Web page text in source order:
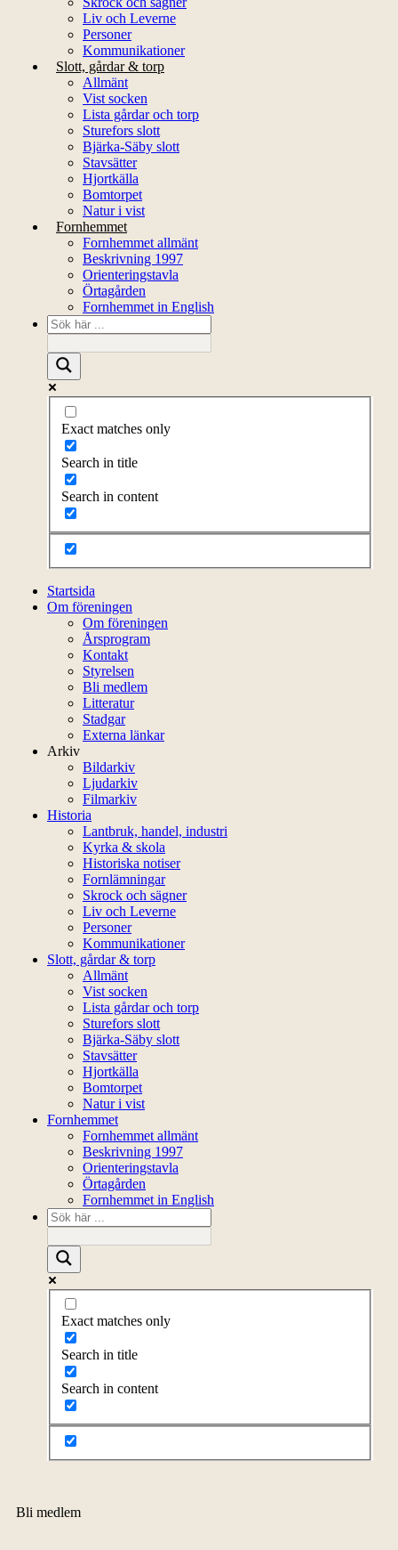
Liv och Leverne
Personer
Kommunikationer
Slott, gårdar & torp
Allmänt
Vist socken
Lista gårdar och torp
Sturefors slott
Bjärka-Säby slott
Stavsätter
Hjortkälla
Bomtorpet
Natur i vist
Fornhemmet
Fornhemmet allmänt
Beskrivning 1997
Orienteringstavla
Örtagården
Fornhemmet in English
Exact matches only
Search in title
Search in content
Startsida
Om föreningen
Om föreningen
Årsprogram
Kontakt
Styrelsen
Bli medlem
Litteratur
Stadgar
Externa länkar
Arkiv
Bildarkiv
Ljudarkiv
Filmarkiv
Historia
Lantbruk, handel, industri
Kyrka & skola
Historiska notiser
Fornlämningar
Skrock och sägner
Liv och Leverne
Personer
Kommunikationer
Slott, gårdar & torp
Allmänt
Vist socken
Lista gårdar och torp
Sturefors slott
Bjärka-Säby slott
Stavsätter
Hjortkälla
Bomtorpet
Natur i vist
Fornhemmet
Fornhemmet allmänt
Beskrivning 1997
Orienteringstavla
Örtagården
Fornhemmet in English
Exact matches only
Search in title
Search in content
Bli medlem